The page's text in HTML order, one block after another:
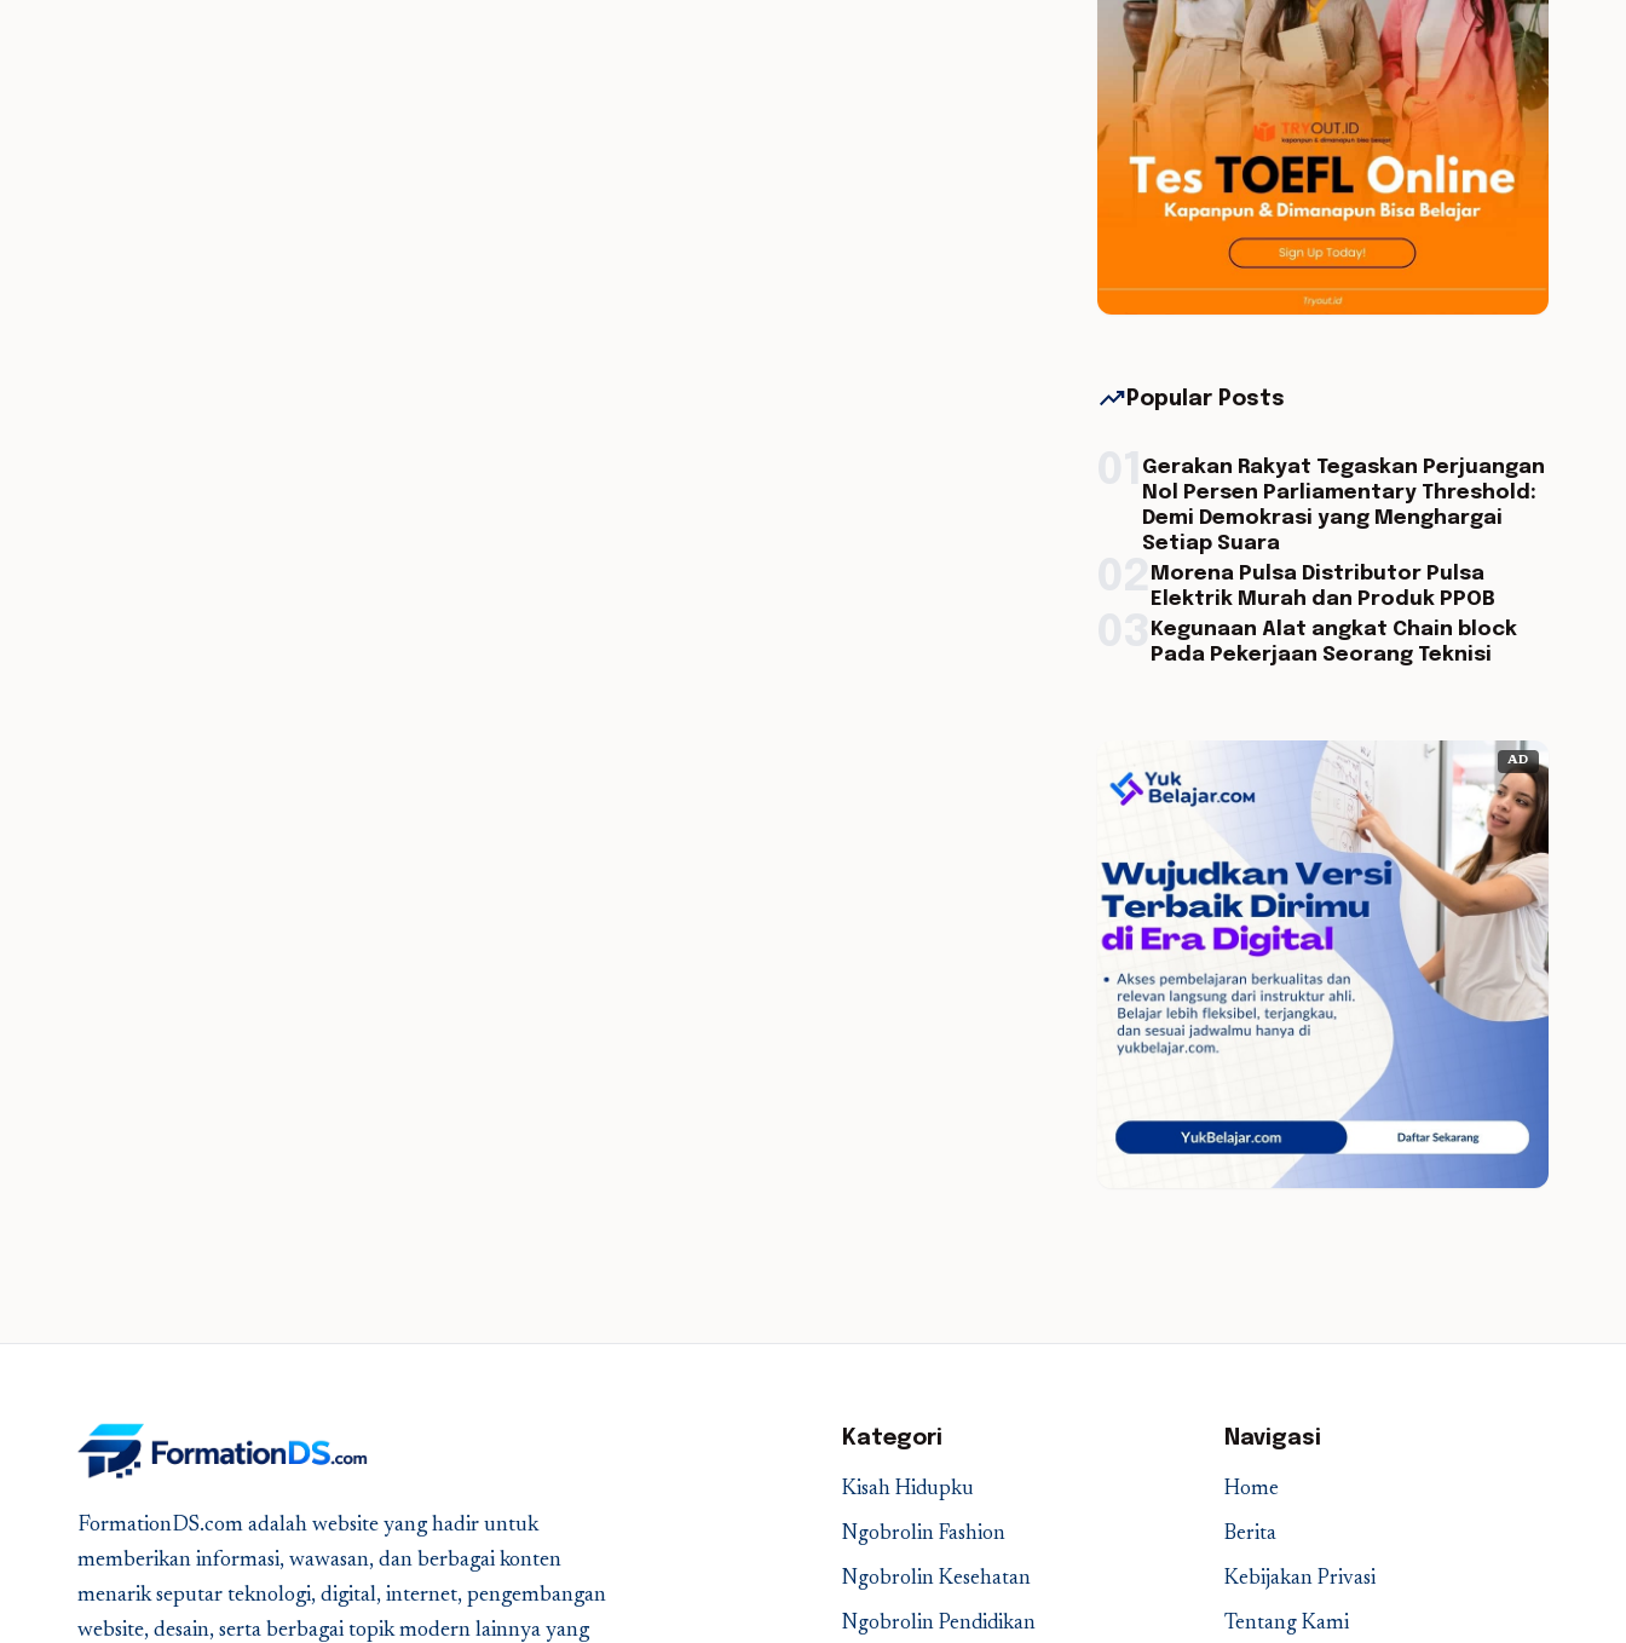
trending_up Popular Posts
Gerakan Rakyat Tegaskan Perjuangan
Nol Persen Parliamentary Threshold:
Demi Demokrasi yang Menghargai
Setiap Suara
Morena Pulsa Distributor Pulsa
Elektrik Murah dan Produk PPOB
Kegunaan Alat angkat Chain block
Pada Pekerjaan Seorang Teknisi
AD
FormationDS.com adalah website yang hadir untuk
memberikan informasi, wawasan, dan berbagai konten
menarik seputar teknologi, digital, internet, pengembangan
website, desain, serta berbagai topik modern lainnya yang
Kategori
Kisah Hidupku
Ngobrolin Fashion
Ngobrolin Kesehatan
Ngobrolin Pendidikan
Navigasi
Home
Berita
Kebijakan Privasi
Tentang Kami